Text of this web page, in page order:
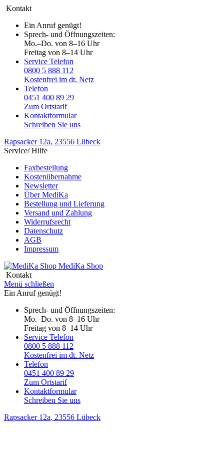
Kontakt
Ein Anruf genügt!
Sprech- und Öffnungszeiten:
Mo.–Do. von 8–16 Uhr
Freitag von 8–14 Uhr
Service Telefon
0800 5 888 112
Kostenfrei im dt. Netz
Telefon
0451 400 89 29
Zum Ortstarif
Kontaktformular
Schreiben Sie uns
Rapsacker 12a, 23556 Lübeck
Service/ Hilfe
Faxbestellung
Kostenübernahme
Newsletter
Über MediKa
Bestellung und Lieferung
Versand und Zahlung
Widerrufsrecht
Datenschutz
AGB
Impressum
MediKa Shop
Kontakt
Menü schließen
Ein Anruf genügt!
Sprech- und Öffnungszeiten:
Mo.–Do. von 8–16 Uhr
Freitag von 8–14 Uhr
Service Telefon
0800 5 888 112
Kostenfrei im dt. Netz
Telefon
0451 400 89 29
Zum Ortstarif
Kontaktformular
Schreiben Sie uns
Rapsacker 12a, 23556 Lübeck